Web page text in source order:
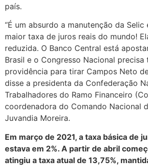
país.
“É um absurdo a manutenção da Selic
maior taxa de juros reais do mundo!
reduzida. O Banco Central está
Brasil e o Congresso Nacional precisa
providência para tirar Campos Neto
disse a presidenta da Confederação
Trabalhadores do Ramo Financeiro
coordenadora do Comando Nacional
Juvandia Moreira.
Em março de 2021, a taxa básica de
estava em 2%. A partir de abril
atingiu a taxa atual de 13,75%,